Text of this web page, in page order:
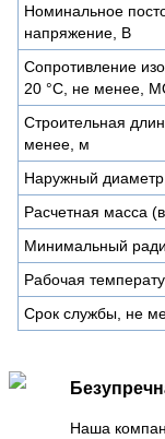
Номинальное
напряжение, В
Сопротивление
20 °С, не менее,
Строительная
менее, м
Наружный
Расчетная масса
Минимальный
Рабочая
Срок службы, не
Наша